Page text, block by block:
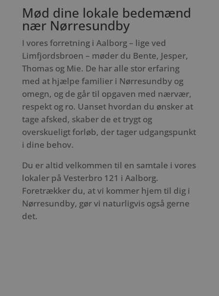
Mød dine lokale bedemænd
nær Nørresundby
I vores forretning i Aalborg – lige ved
Limfjordsbroen – møder du Bente, Jesper,
Thomas og Mie. De har alle stor erfaring
med at hjælpe familier i Nørresundby og
omegn, og de går til opgaven med nærvær,
respekt og ro. Uanset hvordan du ønsker at
tage afsked, skaber de et trygt og
overskueligt forløb, der tager udgangspunkt
i dine behov.
Du er altid velkommen til en samtale i vores
lokaler på Vesterbro 121 i Aalborg.
Foretrækker du, at vi kommer hjem til dig i
Nørresundby, gør vi naturligvis også gerne
det.